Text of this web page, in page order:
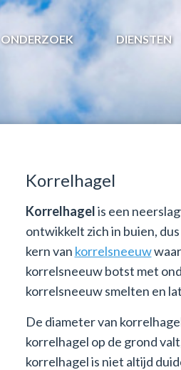
ONDERZOEK DIENSTEN
Korrelhagel
Korrelhagelis een
ontwikkelt zich in buien,
kern van korrelsneeuw
korrelsneeuw botst met
korrelsneeuw smelten en
De diameter van
korrelhagel op de grond
korrelhagel is niet altijd